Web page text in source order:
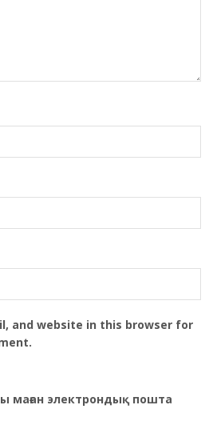
and website in this browser for
маған электрондық пошта